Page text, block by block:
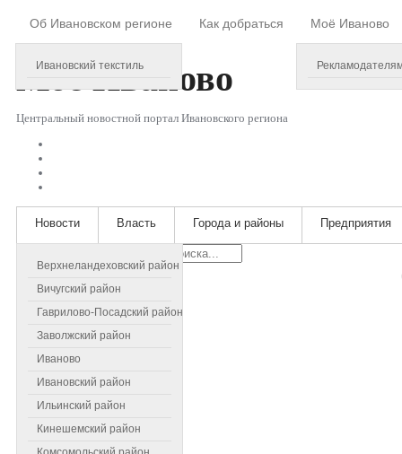
Об Ивановском регионе
Ивановский текстиль
Как добраться Моё Иваново
МоёИваново
Центральный новостной портал Ивановского региона
Новости
Верхнеландеховский район
Вичугский район
Гаврилово-Посадский район
Заволжский район
Иваново
Ивановский район
Ильинский район
Кинешемский район
Власть Города и районы Предприятия